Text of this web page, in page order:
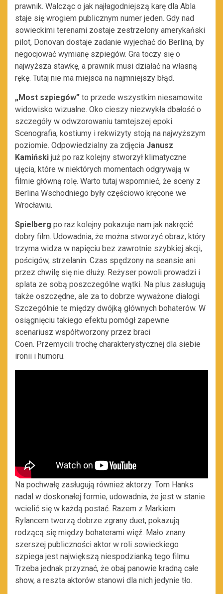
prawnik. Walcząc o jak najłagodniejszą karę dla Abla
staje się wrogiem publicznym numer jeden. Gdy nad
sowieckimi terenami zostaje zestrzelony amerykański
pilot, Donovan dostaje zadanie wyjechać do Berlina, by
negocjować wymianę szpiegów. Gra toczy się o
najwyższa stawkę, a prawnik musi działać na własną
rękę. Tutaj nie ma miejsca na najmniejszy błąd.
„Most szpiegów” to przede wszystkim niesamowite
widowisko wizualne. Oko cieszy niezwykła dbałość o
szczegóły w odwzorowaniu tamtejszej epoki.
Scenografia, kostiumy i rekwizyty stoją na najwyższym
poziomie. Odpowiedzialny za zdjęcia Janusz
Kamiński już po raz kolejny stworzył klimatyczne
ujęcia, które w niektórych momentach odgrywają w
filmie główną rolę. Warto tutaj wspomnieć, że sceny z
Berlina Wschodniego były częściowo kręcone we
Wrocławiu.
Spielberg po raz kolejny pokazuje nam jak nakręcić
dobry film. Udowadnia, że można stworzyć obraz, który
trzyma widza w napięciu bez zawrotnie szybkiej akcji,
pościgów, strzelanin. Czas spędzony na seansie ani
przez chwilę się nie dłuży. Reżyser powoli prowadzi i
splata ze sobą poszczególne wątki. Na plus zasługują
także oszczędne, ale za to dobrze wyważone dialogi.
Szczególnie te między dwójką głównych bohaterów. W
osiągnięciu takiego efektu pomógł zapewne
scenariusz współtworzony przez braci
Coen. Przemycili trochę charakterystycznej dla siebie
ironii i humoru.
Na pochwałę zasługują również aktorzy. Tom Hanks
nadal w doskonałej formie, udowadnia, że jest w stanie
wcielić się w każdą postać. Razem z Markiem
Rylancem tworzą dobrze zgrany duet, pokazują
rodzącą się między bohaterami więź. Mało znany
szerszej publiczności aktor w roli sowieckiego
szpiega jest największą niespodzianką tego filmu.
Trzeba jednak przyznać, że obaj panowie kradną całe
show, a reszta aktorów stanowi dla nich jedynie tło.